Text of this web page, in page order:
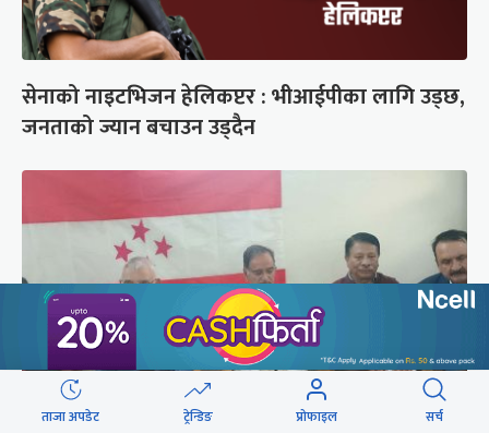
सेनाको नाइटभिजन हेलिकप्टर : भीआईपीका लागि उड्छ,
जनताको ज्यान बचाउन उड्दैन
ताजा अपडेट ट्रेन्डिङ प्रोफाइल सर्च